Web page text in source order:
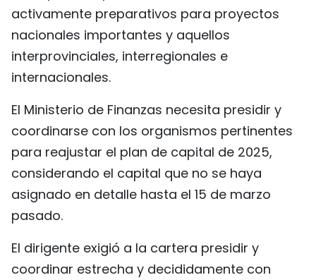
activamente preparativos para proyectos
nacionales importantes y aquellos
interprovinciales, interregionales e
internacionales.
El Ministerio de Finanzas necesita presidir y
coordinarse con los organismos pertinentes
para reajustar el plan de capital de 2025,
considerando el capital que no se haya
asignado en detalle hasta el 15 de marzo
pasado.
El dirigente exigió a la cartera presidir y
coordinar estrecha y decididamente con